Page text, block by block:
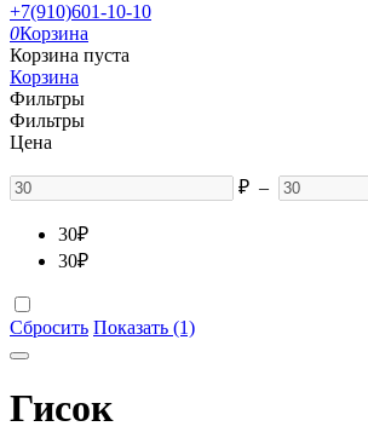
+7(910)601-10-10
0Корзина
Корзина пуста
Корзина
Фильтры
Фильтры
Цена
₽ –
30₽
30₽
Сбросить Показать (1)
Гисок